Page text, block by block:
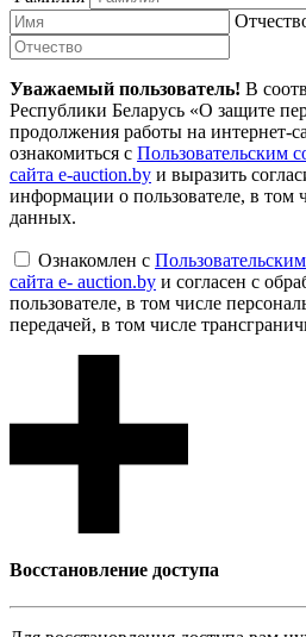
Уважаемый пользователь! В
Республики Беларусь «О защите
продолжения работы на интернет-
ознакомиться с Пользовательским
сайта e-auction.by и выразить
информации о пользователе, в том
данных.
Ознакомлен с
сайта e- auction.by и согласен с
пользователе, в том числе
передачей, в том числе
Восcтановление доступа